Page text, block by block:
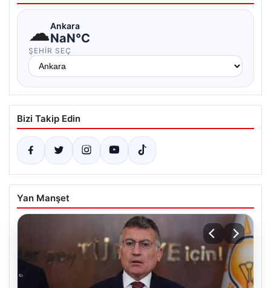
☁Ankara
NaN°C
ŞEHIR SEÇ
Bizi Takip Edin
Yan Manşet